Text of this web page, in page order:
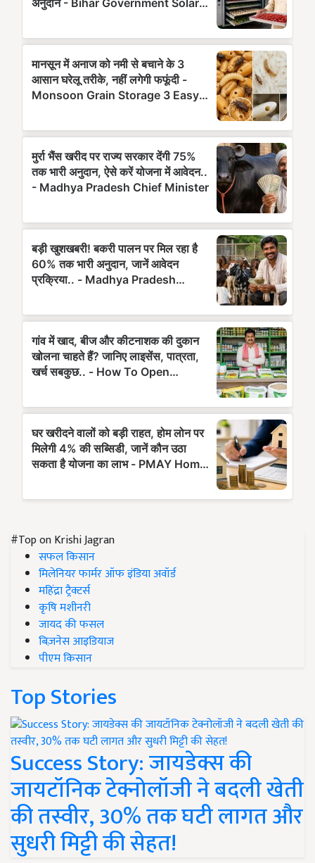
#Top on Krishi Jagran
सफल किसान
मिलेनियर फार्मर ऑफ इंडिया अवॉर्ड
महिंद्रा ट्रैक्टर्स
कृषि मशीनरी
जायद की फसल
बिज़नेस आइडियाज
पीएम किसान
Top Stories
Success Story: जायडेक्स की
जायटॉनिक टेक्नोलॉजी ने बदली खेती
की तस्वीर, 30% तक घटी लागत और
सुधरी मिट्टी की सेहत!